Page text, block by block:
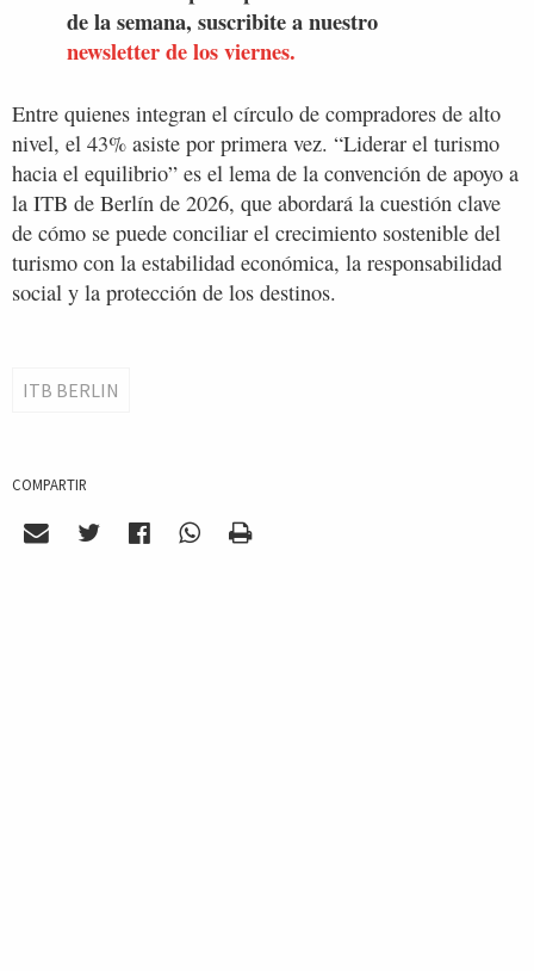
de la semana, suscribite a nuestro
newsletter de los viernes.
Entre quienes integran el círculo de compradores de alto
nivel, el 43% asiste por primera vez. “Liderar el turismo
hacia el equilibrio” es el lema de la convención de apoyo a
la ITB de Berlín de 2026, que abordará la cuestión clave
de cómo se puede conciliar el crecimiento sostenible del
turismo con la estabilidad económica, la responsabilidad
social y la protección de los destinos.
ITB BERLIN
COMPARTIR